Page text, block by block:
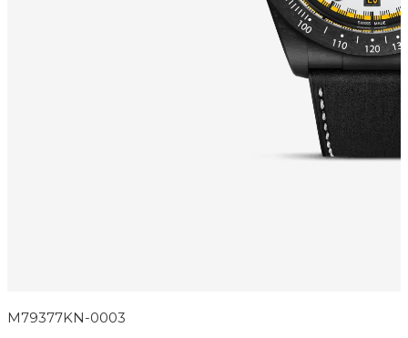
M79377KN-0003